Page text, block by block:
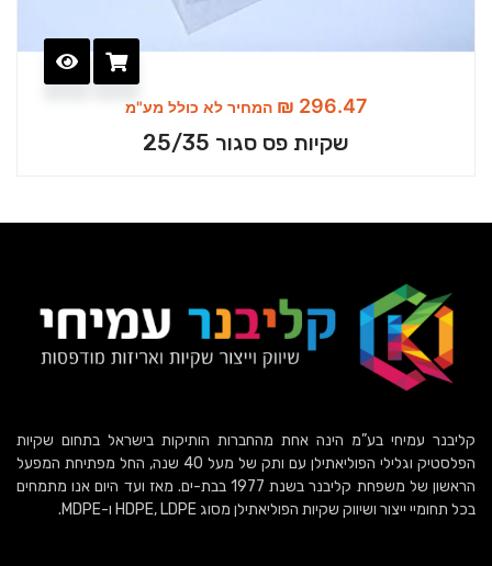
₪ 296.47 המחיר לא כולל מע"מ
שקיות פס סגור 25/35
קליבנר עמיחי בע”מ הינה אחת מהחברות הותיקות בישראל בתחום שקיות
הפלסטיק וגלילי הפוליאתילן עם ותק של מעל 40 שנה, החל מפתיחת המפעל
הראשון של משפחת קליבנר בשנת 1977 בבת-ים. מאז ועד היום אנו מתמחים
בכל תחומיי ייצור ושיווק שקיות הפוליאתילן מסוג HDPE, LDPE ו-MDPE.